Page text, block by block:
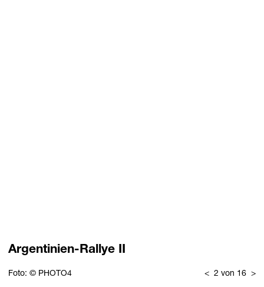
Argentinien-Rallye II
Foto: © PHOTO4 < 2 von 16 >